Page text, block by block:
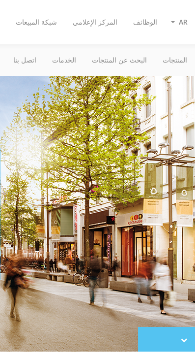
شبكة المبيعات المركز الإعلامي الوظائف AR
المنتجات البحث عن المنتجات الخدمات اتصل بنا
Scroll
to